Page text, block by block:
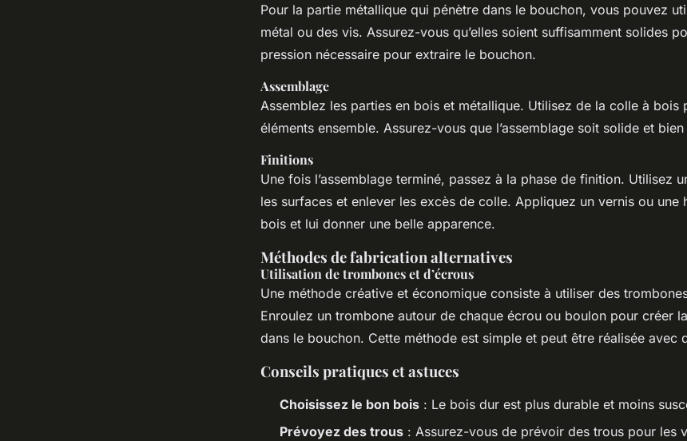
Pour la partie métallique qui pénètre dans le bouchon, vous pouvez
métal ou des vis. Assurez-vous qu’elles soient suffisamment solides
pression nécessaire pour extraire le bouchon.
Assemblage
Assemblez les parties en bois et métallique. Utilisez de la colle à bois
éléments ensemble. Assurez-vous que l’assemblage soit solide et
Finitions
Une fois l’assemblage terminé, passez à la phase de finition. Utilisez
les surfaces et enlever les excès de colle. Appliquez un vernis ou une
bois et lui donner une belle apparence.
Méthodes de fabrication alternatives
Utilisation de trombones et d’écrous
Une méthode créative et économique consiste à utiliser des
Enroulez un trombone autour de chaque écrou ou boulon pour créer
dans le bouchon. Cette méthode est simple et peut être réalisée avec
Conseils pratiques et astuces
Choisissez le bon bois : Le bois dur est plus durable et moins
Prévoyez des trous : Assurez-vous de prévoir des trous pour les